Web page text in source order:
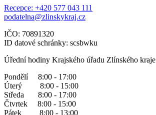
Recepce: +420 577 043 111
podatelna@zlinskykraj.cz
IČO: 70891320
ID datové schránky: scsbwku
Úřední hodiny Krajského úřadu Zlínského kraje
Pondělí 8:00 - 17:00
Úterý 8:00 - 15:00
Středa 8:00 - 17:00
Čtvrtek 8:00 - 15:00
Pátek 8:00 - 13:00